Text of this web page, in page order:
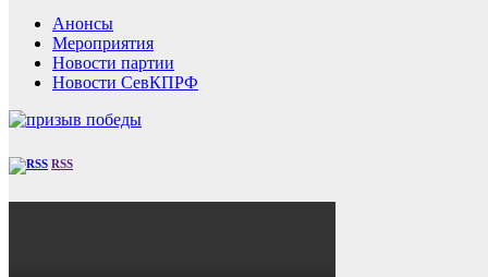
Анонсы
Мероприятия
Новости партии
Новости СевКПРФ
RSS